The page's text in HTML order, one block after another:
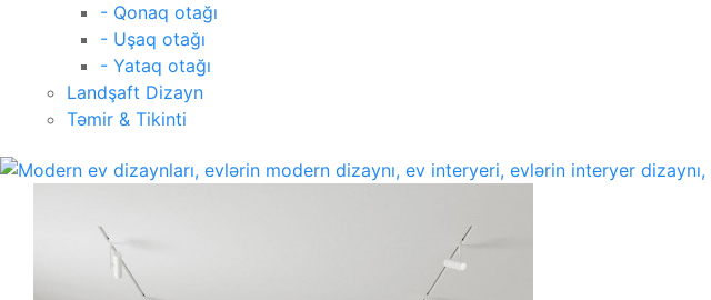
- Qonaq otağı
- Uşaq otağı
- Yataq otağı
Landşaft Dizayn
Təmir & Tikinti